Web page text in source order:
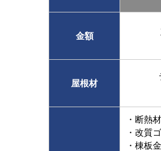
金額
屋根材
・断熱
・改質
・棟板